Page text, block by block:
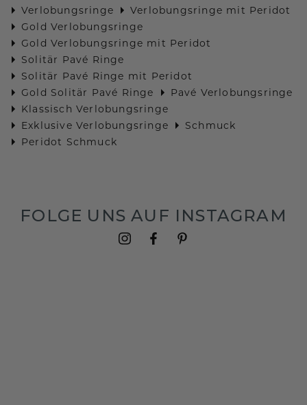
Verlobungsringe
Verlobungsringe mit Peridot
Gold Verlobungsringe
Gold Verlobungsringe mit Peridot
Solitär Pavé Ringe
Solitär Pavé Ringe mit Peridot
Gold Solitär Pavé Ringe
Pavé Verlobungsringe
Klassisch Verlobungsringe
Exklusive Verlobungsringe
Schmuck
Peridot Schmuck
FOLGE UNS AUF INSTAGRAM